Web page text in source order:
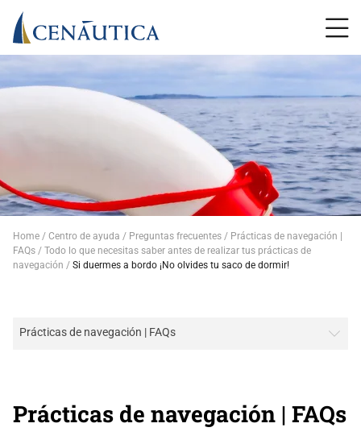
Home Centro de ayuda Preguntas frecuentes
Prácticas de navegación |
FAQs
Todo lo que necesitas saber antes de realizar tus prácticas de
navegación
Si duermes a bordo ¡No olvides tu saco de dormir!
Prácticas de navegación | FAQs
Prácticas de navegación | FAQs